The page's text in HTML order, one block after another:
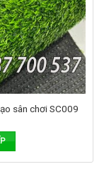
sân chơi SC009